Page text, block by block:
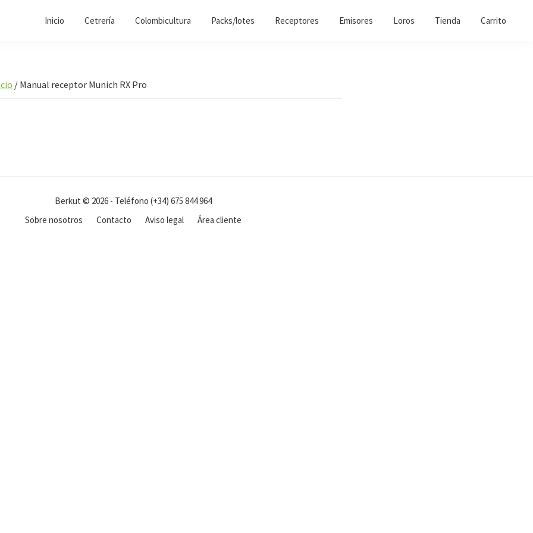
Inicio Cetrería Colombicultura Packs/lotes Receptores Emisores Loros Tienda Carrito
/ Manual receptor Munich RX Pro
Berkut © 2026 - Teléfono (+34) 675 844 964
Sobre nosotros
Contacto Aviso legal Área cliente